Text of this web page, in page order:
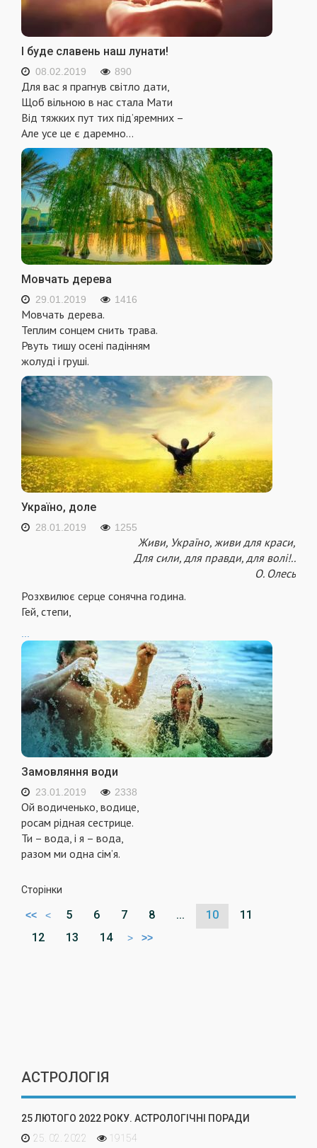
І буде славень наш лунати!
08.02.2019 890
Для вас я прагнув світло дати,
Щоб вільною в нас стала Мати
Від тяжких пут тих під’яремних –
Але усе це є даремно…
Мовчать дерева
29.01.2019 1416
Мовчать дерева.
Теплим сонцем снить трава.
Рвуть тишу осені падінням
жолуді і груші.
Україно, доле
28.01.2019 1255
Живи, Україно, живи для краси,
Для сили, для правди, для волі!..
О. Олесь
Розхвилює серце сонячна година.
Гей, степи,
...
Замовляння води
23.01.2019 2338
Ой водиченько, водице,
росам рідная сестрице.
Ти – вода, і я – вода,
разом ми одна сім’я.
Сторінки
<< < 5 6 7 8 ... 10
11
12
13 14 > >>
АСТРОЛОГІЯ
25 ЛЮТОГО 2022 РОКУ. АСТРОЛОГІЧНІ ПОРАДИ
25. 02. 2022
19154